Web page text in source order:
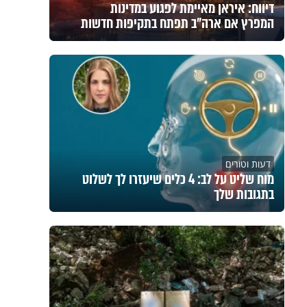
דיווח: איראן מאיימת לפגוע במדינות
המפרץ אם ארה"ב תפתח בתקיפות חדשות
דעות וטורים
מוח שליט על לב: 4 כלים שיעזרו לך לשלוט
בתגובות שלך